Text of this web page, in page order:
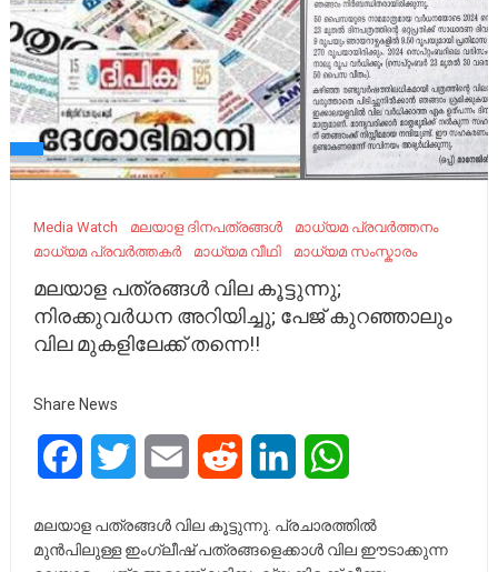
Media Watch മലയാള ദിനപത്രങ്ങൾ
മാധ്യമ പ്രവര്‍ത്തനം
മാധ്യമ പ്രവർത്തകർ
മാധ്യമ വീഥി മാധ്യമ സംസ്കാരം
മലയാള പത്രങ്ങള്‍ വില കൂട്ടുന്നു;
നിരക്കുവർധന അറിയിച്ചു; പേജ് കുറഞ്ഞാലും
വില മുകളിലേക്ക് തന്നെ!!
Share News
FacebookTwitter Email Reddit LinkedIn
മലയാള പത്രങ്ങള്‍ വില കൂട്ടുന്നു. പ്രചാരത്തില്‍
മുന്‍പിലുള്ള ഇംഗ്ലീഷ് പത്രങ്ങളെക്കാള്‍ വില ഈടാക്കുന്ന